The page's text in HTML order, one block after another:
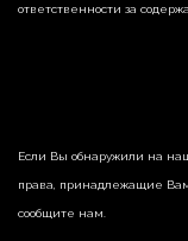
ответственности за
Если Вы обнаружили на
права, принадлежащие
сообщите нам.